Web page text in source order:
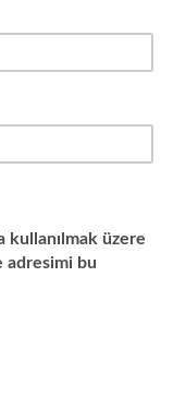
kullanılmak üzere
adresimi bu